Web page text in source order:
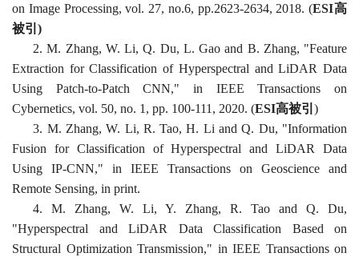
on Image Processing, vol. 27, no.6, pp.2623-2634, 2018. (ESI高
被引)
2.M. Zhang, W. Li, Q. Du, L. Gao and B. Zhang, "Feature
Extraction for Classification of Hyperspectral and LiDAR Data
Using Patch-to-Patch CNN," in IEEE Transactions on
Cybernetics, vol. 50, no. 1, pp. 100-111, 2020. (ESI高被引 )
3. M. Zhang, W. Li, R. Tao, H. Li and Q. Du, "Information
Fusion for Classification of Hyperspectral and LiDAR Data
Using IP-CNN," in IEEE Transactions on Geoscience and
Remote Sensing, in print.
4.M. Zhang, W. Li, Y. Zhang, R. Tao and Q. Du,
"Hyperspectral and LiDAR Data Classification Based on
Structural Optimization Transmission," in IEEE Transactions on